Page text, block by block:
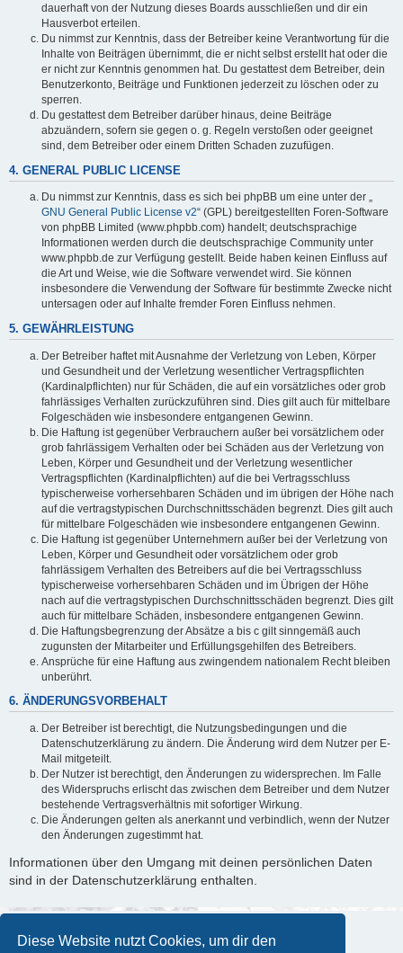
Diese Website nutzt Cookies, um dir den
dauerhaft von der Nutzung dieses Boards ausschließen und dir ein
Hausverbot erteilen.
Du nimmst zur Kenntnis, dass der Betreiber keine Verantwortung für die
Inhalte von Beiträgen übernimmt, die er nicht selbst erstellt hat oder die
er nicht zur Kenntnis genommen hat. Du gestattest dem Betreiber, dein
Benutzerkonto, Beiträge und Funktionen jederzeit zu löschen oder zu
sperren.
Du gestattest dem Betreiber darüber hinaus, deine Beiträge
abzuändern, sofern sie gegen o. g. Regeln verstoßen oder geeignet
sind, dem Betreiber oder einem Dritten Schaden zuzufügen.
4. GENERAL PUBLIC LICENSE
Du nimmst zur Kenntnis, dass es sich bei phpBB um eine unter der „
GNU General Public License v2“ (GPL) bereitgestellten Foren-Software
von phpBB Limited (www.phpbb.com) handelt; deutschsprachige
Informationen werden durch die deutschsprachige Community unter
www.phpbb.de zur Verfügung gestellt. Beide haben keinen Einfluss auf
die Art und Weise, wie die Software verwendet wird. Sie können
insbesondere die Verwendung der Software für bestimmte Zwecke nicht
untersagen oder auf Inhalte fremder Foren Einfluss nehmen.
5. GEWÄHRLEISTUNG
Der Betreiber haftet mit Ausnahme der Verletzung von Leben, Körper
und Gesundheit und der Verletzung wesentlicher Vertragspflichten
(Kardinalpflichten) nur für Schäden, die auf ein vorsätzliches oder grob
fahrlässiges Verhalten zurückzuführen sind. Dies gilt auch für mittelbare
Folgeschäden wie insbesondere entgangenen Gewinn.
Die Haftung ist gegenüber Verbrauchern außer bei vorsätzlichem oder
grob fahrlässigem Verhalten oder bei Schäden aus der Verletzung von
Leben, Körper und Gesundheit und der Verletzung wesentlicher
Vertragspflichten (Kardinalpflichten) auf die bei Vertragsschluss
typischerweise vorhersehbaren Schäden und im übrigen der Höhe nach
auf die vertragstypischen Durchschnittsschäden begrenzt. Dies gilt auch
für mittelbare Folgeschäden wie insbesondere entgangenen Gewinn.
Die Haftung ist gegenüber Unternehmern außer bei der Verletzung von
Leben, Körper und Gesundheit oder vorsätzlichem oder grob
fahrlässigem Verhalten des Betreibers auf die bei Vertragsschluss
typischerweise vorhersehbaren Schäden und im Übrigen der Höhe
nach auf die vertragstypischen Durchschnittsschäden begrenzt. Dies gilt
auch für mittelbare Schäden, insbesondere entgangenen Gewinn.
Die Haftungsbegrenzung der Absätze a bis c gilt sinngemäß auch
zugunsten der Mitarbeiter und Erfüllungsgehilfen des Betreibers.
Ansprüche für eine Haftung aus zwingendem nationalem Recht bleiben
unberührt.
6. ÄNDERUNGSVORBEHALT
Der Betreiber ist berechtigt, die Nutzungsbedingungen und die
Datenschutzerklärung zu ändern. Die Änderung wird dem Nutzer per E-
Mail mitgeteilt.
Der Nutzer ist berechtigt, den Änderungen zu widersprechen. Im Falle
des Widerspruchs erlischt das zwischen dem Betreiber und dem Nutzer
bestehende Vertragsverhältnis mit sofortiger Wirkung.
Die Änderungen gelten als anerkannt und verbindlich, wenn der Nutzer
den Änderungen zugestimmt hat.
Informationen über den Umgang mit deinen persönlichen Daten
sind in der Datenschutzerklärung enthalten.